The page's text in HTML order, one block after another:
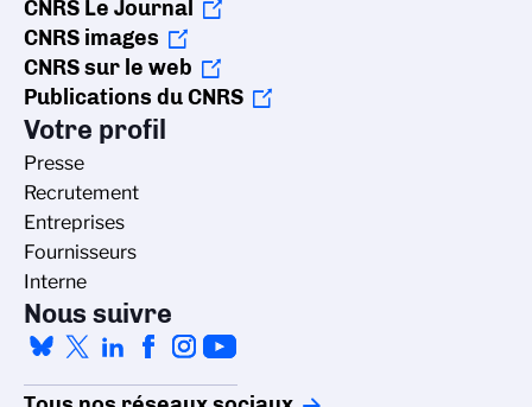
CNRS Le Journal
CNRS images
CNRS sur le web
Publications du CNRS
Votre profil
Presse
Recrutement
Entreprises
Fournisseurs
Interne
Nous suivre